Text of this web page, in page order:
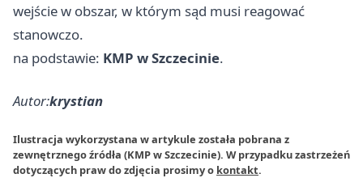
wejście w obszar, w którym sąd musi reagować
stanowczo.
na podstawie: KMP w Szczecinie.
Autor:krystian
Ilustracja wykorzystana w artykule została pobrana z
zewnętrznego źródła (KMP w Szczecinie). W przypadku zastrzeżeń
dotyczących praw do zdjęcia prosimy o kontakt.